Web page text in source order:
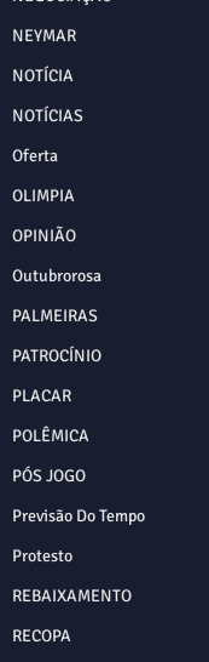
NEYMAR
NOTÍCIA
NOTÍCIAS
Oferta
OLIMPIA
OPINIÃO
Outubrorosa
PALMEIRAS
PATROCÍNIO
PLACAR
POLÊMICA
PÓS JOGO
Previsão Do Tempo
Protesto
REBAIXAMENTO
RECOPA